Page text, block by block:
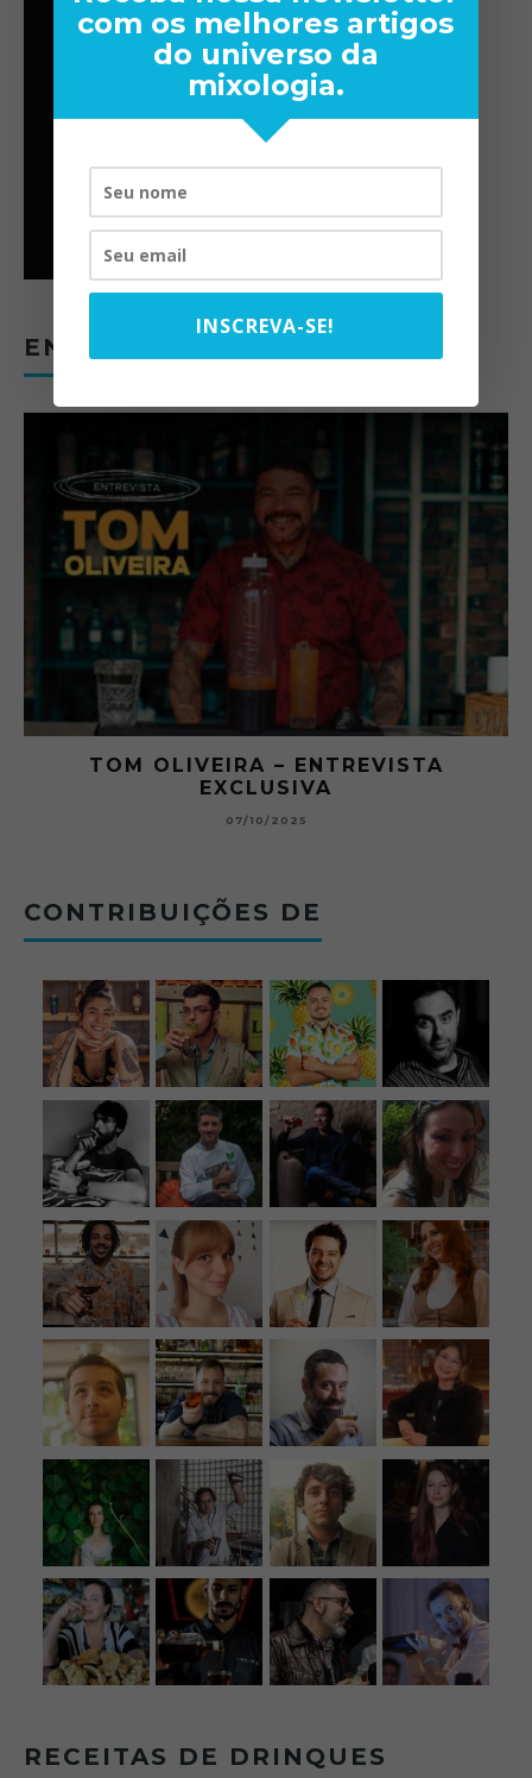
ENTREVISTAS
TOM OLIVEIRA – ENTREVISTA
EXCLUSIVA
07/10/2025
CONTRIBUIÇÕES DE
RECEITAS DE DRINQUES
com os melhores artigos
do universo da
mixologia.
INSCREVA-SE!